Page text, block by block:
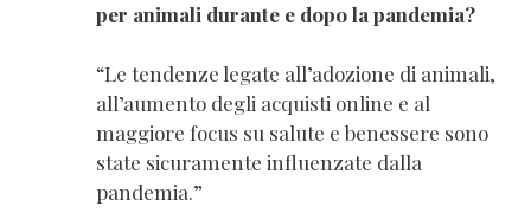
per animali durante e dopo la pandemia?
“Le tendenze legate all’adozione di animali,
all’aumento degli acquisti online e al
maggiore focus su salute e benessere sono
state sicuramente influenzate dalla
pandemia.”